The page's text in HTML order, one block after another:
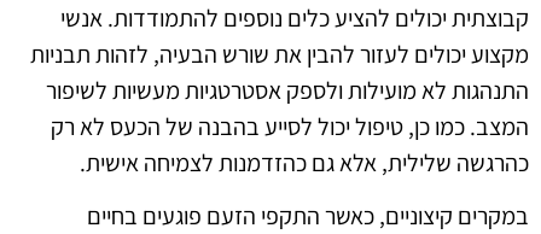
קבוצתית יכולים להציע כלים נוספים להתמודדות. אנשי
מקצוע יכולים לעזור להבין את שורש הבעיה, לזהות תבניות
התנהגות לא מועילות ולספק אסטרטגיות מעשיות לשיפור
המצב. כמו כן, טיפול יכול לסייע בהבנה של הכעס לא רק
כהרגשה שלילית, אלא גם כהזדמנות לצמיחה אישית.
במקרים קיצוניים, כאשר התקפי הזעם פוגעים בחיים